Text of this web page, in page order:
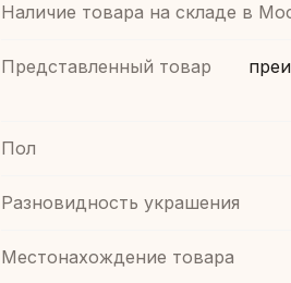
Наличие товара на складе в
Представленный товар
Пол
Разновидность украшения
Местонахождение товара